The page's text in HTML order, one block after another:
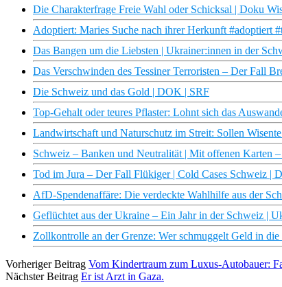
Die Charakterfrage Freie Wahl oder Schicksal | Doku
Adoptiert: Maries Suche nach ihrer Herkunft #adoptiert
Das Bangen um die Liebsten | Ukrainer:innen in der
Das Verschwinden des Tessiner Terroristen – Der Fall
Die Schweiz und das Gold | DOK | SRF
Top-Gehalt oder teures Pflaster: Lohnt sich das
Landwirtschaft und Naturschutz im Streit: Sollen
Schweiz – Banken und Neutralität | Mit offenen Karten
Tod im Jura – Der Fall Flükiger | Cold Cases Schweiz |
AfD-Spendenaffäre: Die verdeckte Wahlhilfe aus der
Geflüchtet aus der Ukraine – Ein Jahr in der Schweiz |
Zollkontrolle an der Grenze: Wer schmuggelt Geld in
Vorheriger Beitrag Vom Kindertraum zum Luxus-Autobauer:
Nächster Beitrag Er ist Arzt in Gaza.